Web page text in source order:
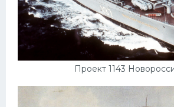
Проект 1143